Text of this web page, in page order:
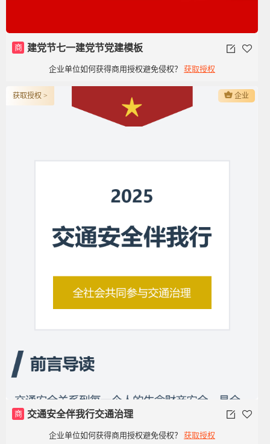
商 建党节七一建党节党建模板
企业单位如何获得商用授权避免侵权？ 获取授权
获取授权 > 企业
商 交通安全伴我行交通治理
企业单位如何获得商用授权避免侵权？ 获取授权